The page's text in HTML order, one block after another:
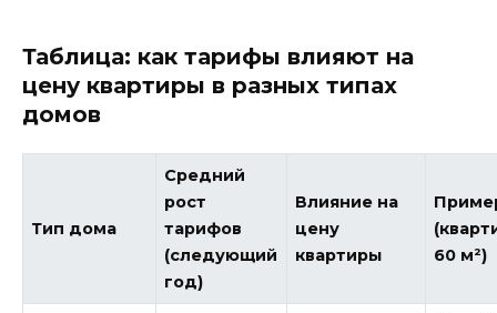
Таблица: как тарифы влияют на
цену квартиры в разных типах
домов
Тип дома
Средний
рост
тарифов
(следующий
год)
Влияние на
цену
квартиры
60 м²)